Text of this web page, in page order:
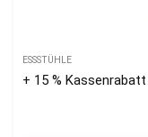
ESSSTÜHLE
+ 15 %